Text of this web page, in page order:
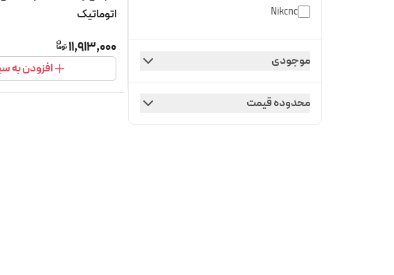
Nikcnc
موجودی
محدوده قیمت
اتوماتیک
11,913,000
افزودن به